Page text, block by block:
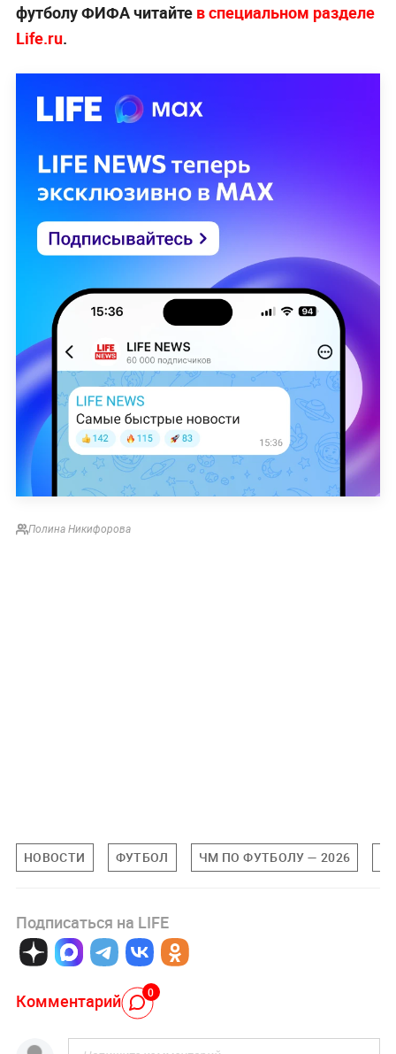
футболу ФИФА читайте в специальном разделе
Life.ru.
Полина Никифорова
НОВОСТИ ФУТБОЛ ЧМ ПО ФУТБОЛУ — 2026
Подписаться на LIFE
Комментарий 0